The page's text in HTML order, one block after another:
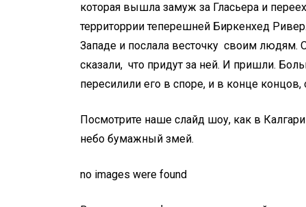
которая вышла замуж за Гласьера и
территоррии теперешней Биркенхед
Западе и послала весточку своим людям.
сказали, что придут за ней. И пришли.
пересилили его в споре, и в конце
Посмотрите наше слайд шоу, как в
небо бумажный змей.
no images were found